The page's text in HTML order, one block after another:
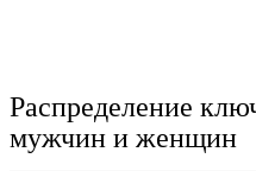
Распределение
мужчин и женщин